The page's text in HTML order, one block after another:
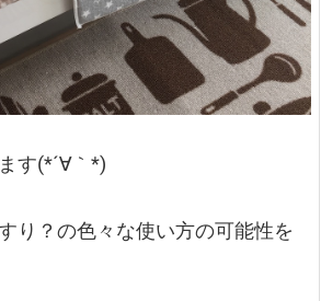
す(*´∀｀*)
り？の色々な使い方の可能性を